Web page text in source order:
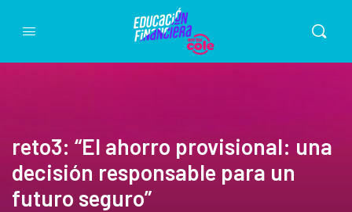
reto3: “El ahorro provisional: una
decisión responsable para un
futuro seguro”